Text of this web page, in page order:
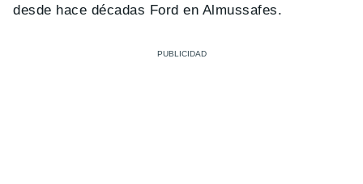
desde hace décadas Ford en Almussafes.